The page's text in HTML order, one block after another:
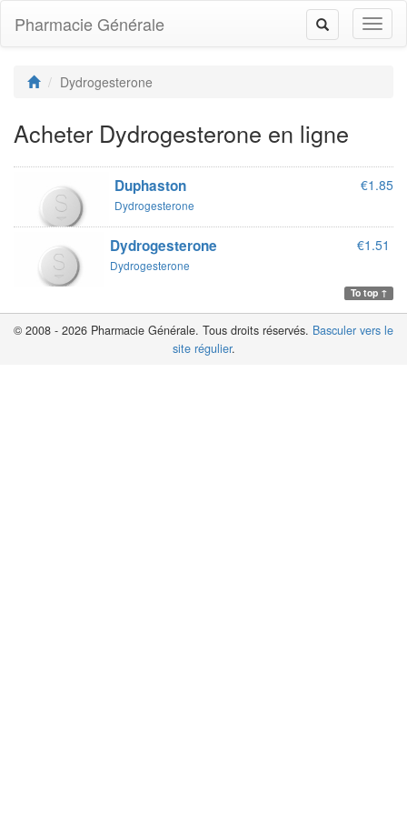
Toggle
navigation
Pharmacie Générale
Dydrogesterone
Acheter Dydrogesterone en ligne
Duphaston
Dydrogesterone
€1.85
Dydrogesterone
Dydrogesterone
€1.51
To top ↑
© 2008 - 2026 Pharmacie Générale. Tous droits réservés. Basculer vers le
site régulier.